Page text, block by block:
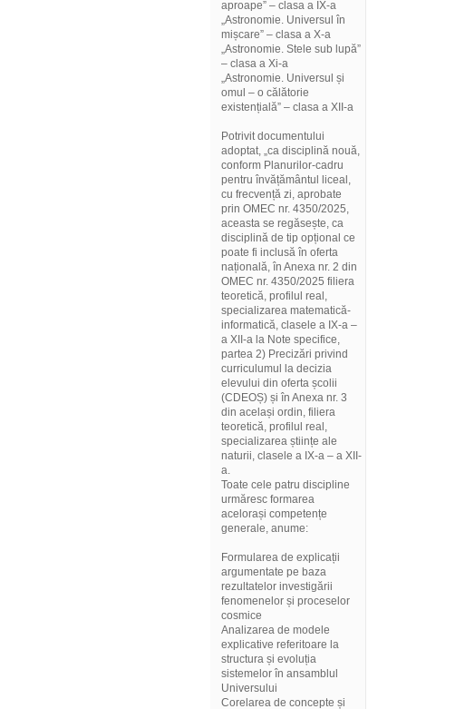
aproape” – clasa a IX-a
„Astronomie. Universul în
mișcare” – clasa a X-a
„Astronomie. Stele sub lupă”
– clasa a Xi-a
„Astronomie. Universul și
omul – o călătorie
existențială” – clasa a XII-a
Potrivit documentului
adoptat, „ca disciplină nouă,
conform Planurilor-cadru
pentru învățământul liceal,
cu frecvență zi, aprobate
prin OMEC nr. 4350/2025,
aceasta se regăsește, ca
disciplină de tip opțional ce
poate fi inclusă în oferta
națională, în Anexa nr. 2 din
OMEC nr. 4350/2025 filiera
teoretică, profilul real,
specializarea matematică-
informatică, clasele a IX-a –
a XII-a la Note specifice,
partea 2) Precizări privind
curriculumul la decizia
elevului din oferta școlii
(CDEOȘ) și în Anexa nr. 3
din același ordin, filiera
teoretică, profilul real,
specializarea științe ale
naturii, clasele a IX-a – a XII-
a.
Toate cele patru discipline
urmăresc formarea
acelorași competențe
generale, anume:
Formularea de explicații
argumentate pe baza
rezultatelor investigării
fenomenelor și proceselor
cosmice
Analizarea de modele
explicative referitoare la
structura și evoluția
sistemelor în ansamblul
Universului
Corelarea de concepte și